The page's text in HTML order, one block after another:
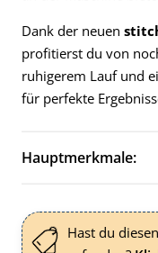
Dank der neuen
profitierst du von
ruhigerem Lauf und
für perfekte
Hauptmerkmale:
Hast du